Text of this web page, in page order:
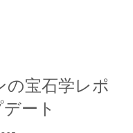
の宝石学レポ
ート